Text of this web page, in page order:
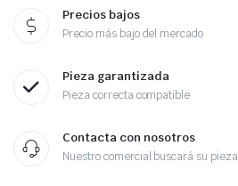
Precios bajos
Precio más bajo del mercado
Pieza garantizada
Pieza correcta compatible
Contacta con nosotros
Nuestro comercial buscará su pieza